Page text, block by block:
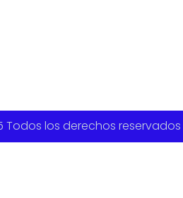
Todos los derechos reservados